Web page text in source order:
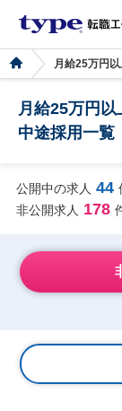
月給25万円
月給25万円以
中途採用一覧
公開中の求人 44
非公開求人 178